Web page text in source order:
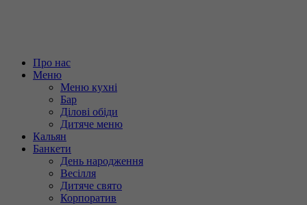
Про нас
Меню
Меню кухні
Бар
Ділові обіди
Дитяче меню
Кальян
Банкети
День народження
Весілля
Дитяче свято
Корпоратив